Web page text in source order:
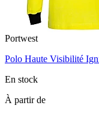
Portwest
Polo Haute Visibilité
En stock
À partir de